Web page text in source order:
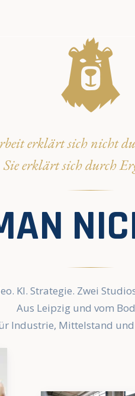
erklärt sich nicht
Sie erklärt sich durch
KI. Strategie. Zwei
Aus Leipzig und vom
Industrie, Mittelstand